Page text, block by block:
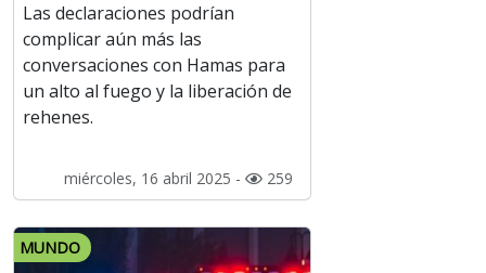
Las declaraciones podrían
complicar aún más las
conversaciones con Hamas para
un alto al fuego y la liberación de
rehenes.
miércoles, 16 abril 2025 - 259
MUNDO